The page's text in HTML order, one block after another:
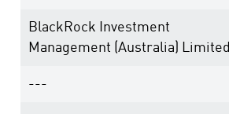
BlackRock Investment
Management (Australia) Limited
---